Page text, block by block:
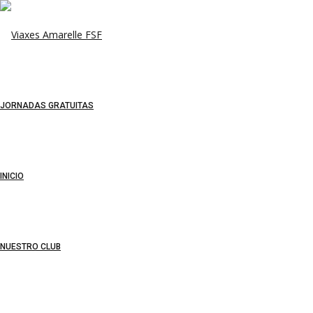
JORNADAS GRATUITAS
INICIO
NUESTRO CLUB